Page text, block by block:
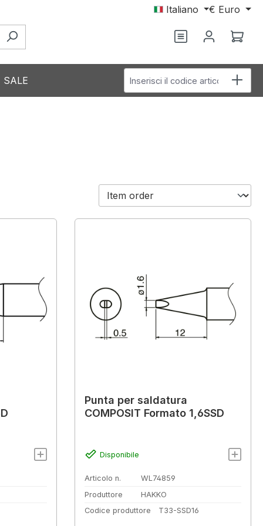
Italiano € Euro
Hai 0 articoliIl
SALE Inserisci il codice articolo
Punta per saldatura
COMPOSIT Formato 1,6SSD
Disponibile
Articolo n.
WL74859
Produttore
HAKKO
Codice produttore
T33-SSD16